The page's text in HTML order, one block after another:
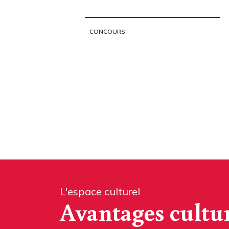
CONCOURS
L'espace culturel
Avantages